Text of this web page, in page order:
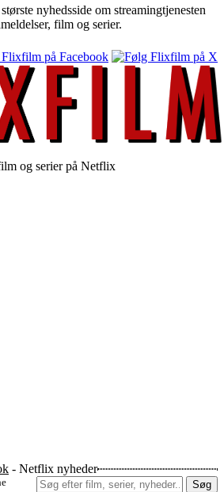
nyhedsside om streamingtjenesten
film og serier.
og serier på Netflix
- Netflix nyheder
Søg